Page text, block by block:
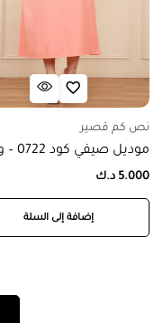
نص كم قصير
موديل صيفي كود 0722 – وردي
5.000 د.ك
إضافة إلى السلة